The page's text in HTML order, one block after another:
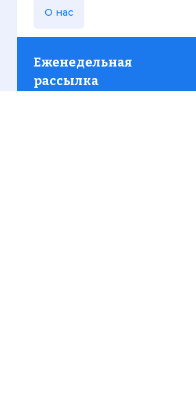
О нас
Еженедельная
рассылка